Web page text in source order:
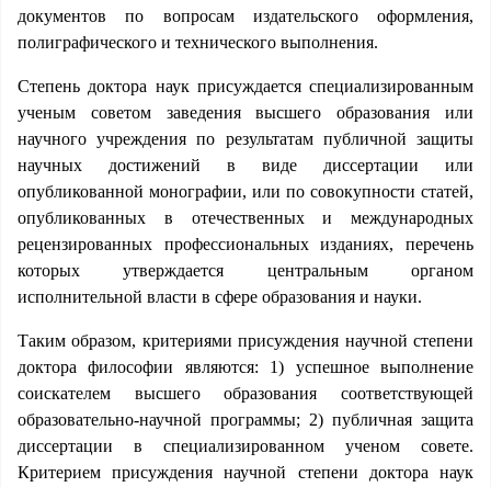
документов по вопросам издательского оформления,
полиграфического и технического выполнения.
Степень доктора наук присуждается специализированным
ученым советом заведения высшего образования или
научного учреждения по результатам публичной защиты
научных достижений в виде диссертации или
опубликованной монографии, или по совокупности статей,
опубликованных в отечественных и международных
рецензированных профессиональных изданиях, перечень
которых утверждается центральным органом
исполнительной власти в сфере образования и науки.
Таким образом, критериями присуждения научной степени
доктора философии являются: 1) успешное выполнение
соискателем высшего образования соответствующей
образовательно-научной программы; 2) публичная защита
диссертации в специализированном ученом совете.
Критерием присуждения научной степени доктора наук